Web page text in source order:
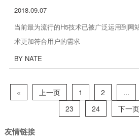
2018.09.07
当前最为流行的H5技术已被广泛运用到网
术更加符合用户的需求
BY NATE
« 上一页 1 2 ...
23
24 下一页
友情链接